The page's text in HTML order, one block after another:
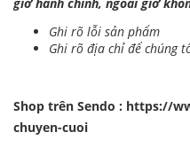
Ghi rõ lỗi sản phẩm
Ghi rõ địa chỉ để chúng
Shop trên Sendo : https://
chuyen-cuoi